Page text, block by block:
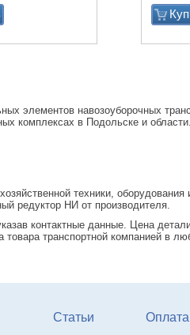
элементов навозоуборочных
комплексах в Подольске и
техники,
редуктор НИ от производителя.
контактные данные. Цена
транспортной компанией в
Статьи